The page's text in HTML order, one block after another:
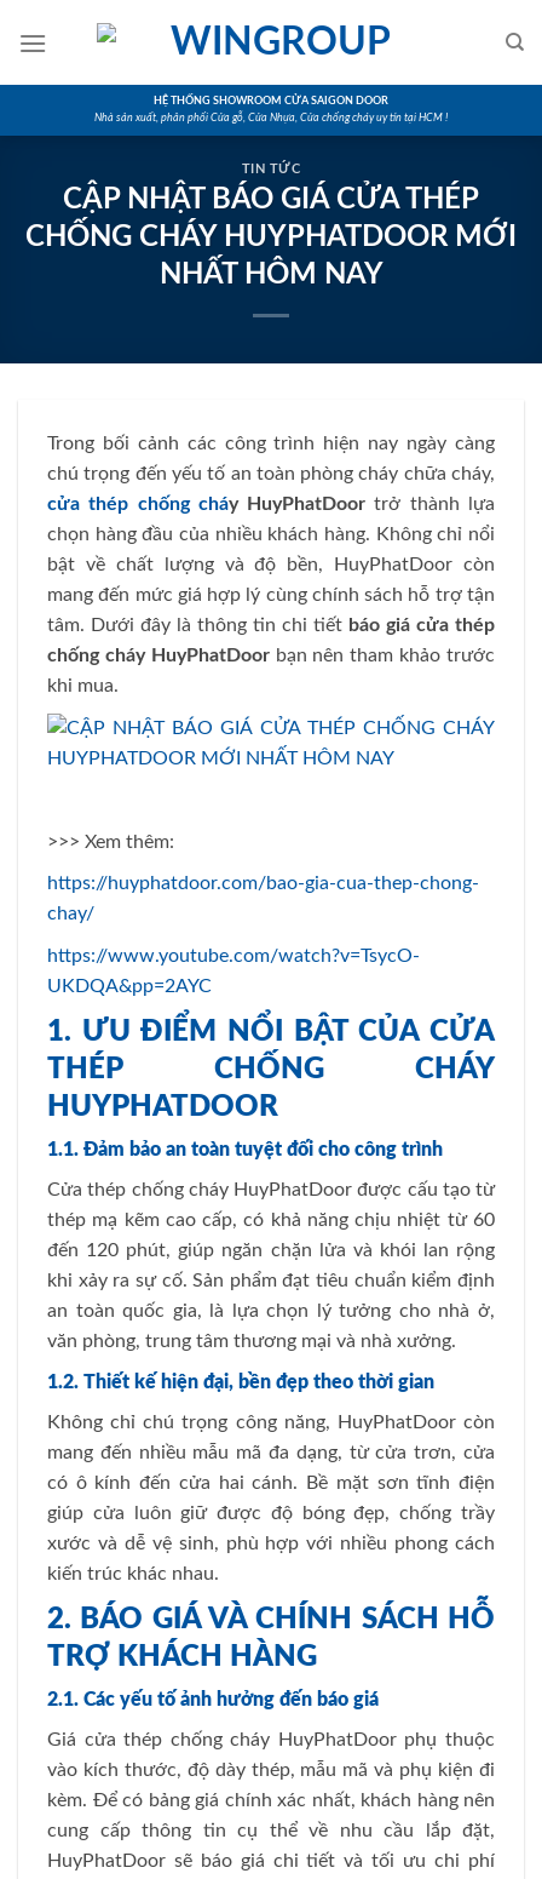
HỆ THỐNG SHOWROOM CỬA SAIGON DOOR
Nhà sản xuất, phân phối Cửa gỗ, Cửa Nhựa, Cửa chống cháy uy tín tại HCM !
TIN TỨC
CẬP NHẬT BÁO GIÁ CỬA THÉP
CHỐNG CHÁY HUYPHATDOOR MỚI
NHẤT HÔM NAY
Trong bối cảnh các công trình hiện nay ngày càng
chú trọng đến yếu tố an toàn phòng cháy chữa cháy,
cửa thép chống cháy HuyPhatDoor trở thành lựa
chọn hàng đầu của nhiều khách hàng. Không chỉ nổi
bật về chất lượng và độ bền, HuyPhatDoor còn
mang đến mức giá hợp lý cùng chính sách hỗ trợ tận
tâm. Dưới đây là thông tin chi tiết báo giá cửa thép
chống cháy HuyPhatDoorbạn nên tham khảo trước
khi mua.
>>> Xem thêm:
https://huyphatdoor.com/bao-gia-cua-thep-chong-
chay/
https://www.youtube.com/watch?v=TsycO-
UKDQA&pp=2AYC
1. ƯU ĐIỂM NỔI BẬT CỦA CỬA
THÉP CHỐNG CHÁY
HUYPHATDOOR
1.1. Đảm bảo an toàn tuyệt đối cho công trình
Cửa thép chống cháy HuyPhatDoor được cấu tạo từ
thép mạ kẽm cao cấp, có khả năng chịu nhiệt từ 60
đến 120 phút, giúp ngăn chặn lửa và khói lan rộng
khi xảy ra sự cố. Sản phẩm đạt tiêu chuẩn kiểm định
an toàn quốc gia, là lựa chọn lý tưởng cho nhà ở,
văn phòng, trung tâm thương mại và nhà xưởng.
1.2. Thiết kế hiện đại, bền đẹp theo thời gian
Không chỉ chú trọng công năng, HuyPhatDoor còn
mang đến nhiều mẫu mã đa dạng, từ cửa trơn, cửa
có ô kính đến cửa hai cánh. Bề mặt sơn tĩnh điện
giúp cửa luôn giữ được độ bóng đẹp, chống trầy
xước và dễ vệ sinh, phù hợp với nhiều phong cách
kiến trúc khác nhau.
2. BÁO GIÁ VÀ CHÍNH SÁCH HỖ
TRỢ KHÁCH HÀNG
2.1. Các yếu tố ảnh hưởng đến báo giá
Giá cửa thép chống cháy HuyPhatDoor phụ thuộc
vào kích thước, độ dày thép, mẫu mã và phụ kiện đi
kèm. Để có bảng giá chính xác nhất, khách hàng nên
cung cấp thông tin cụ thể về nhu cầu lắp đặt,
HuyPhatDoor sẽ báo giá chi tiết và tối ưu chi phí